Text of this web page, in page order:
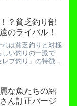
うなセンスの無い
トを作...
？貧乏釣り部
のライバル！
は貧乏釣りと対極
い釣りの一派で
ブ釣り」の特徴を
れば、アナタは
すよ！！①...
な魚たちの紹
ん訂正バージ